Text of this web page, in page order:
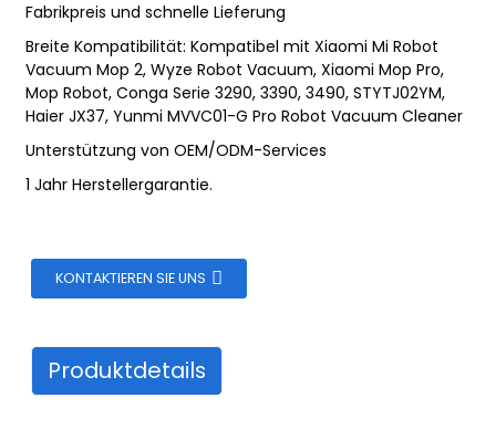
Fabrikpreis und schnelle Lieferung
Breite Kompatibilität: Kompatibel mit Xiaomi Mi Robot
Vacuum Mop 2, Wyze Robot Vacuum, Xiaomi Mop Pro,
Mop Robot, Conga Serie 3290, 3390, 3490, STYTJ02YM,
Haier JX37, Yunmi MVVC01-G Pro Robot Vacuum Cleaner
Unterstützung von OEM/ODM-Services
1 Jahr Herstellergarantie.
KONTAKTIEREN SIE UNS
Produktdetails